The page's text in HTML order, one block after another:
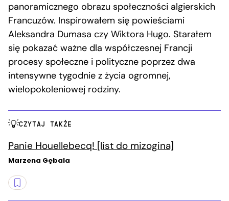
panoramicznego obrazu społeczności algierskich
Francuzów. Inspirowałem się powieściami
Aleksandra Dumasa czy Wiktora Hugo. Starałem
się pokazać ważne dla współczesnej Francji
procesy społeczne i polityczne poprzez dwa
intensywne tygodnie z życia ogromnej,
wielopokoleniowej rodziny.
CZYTAJ TAKŻE
Panie Houellebecq! [list do mizogina]
Marzena Gębala